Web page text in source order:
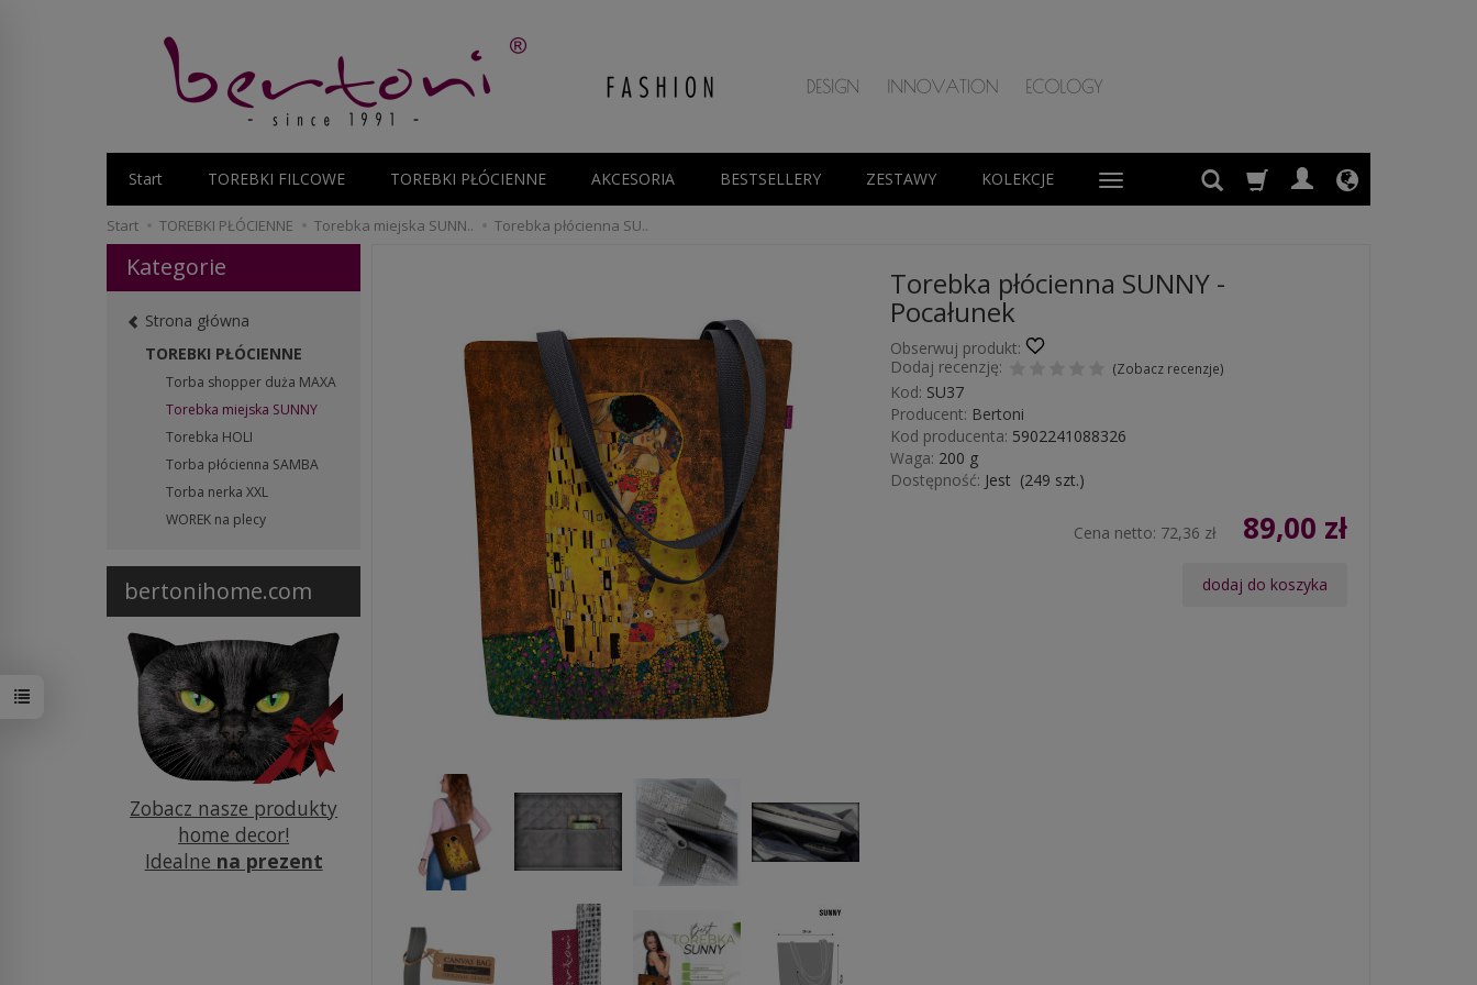
Start TOREBKI FILCOWE TOREBKI PŁÓCIENNE AKCESORIA BESTSELLERY ZESTAWY KOLEKCJE
Start TOREBKI PŁÓCIENNE Torebka miejska SUNN.. Torebka płócienna SU..
Torebka płócienna SUNNY -
Pocałunek
Obserwuj produkt:
Dodaj recenzję:
(Zobacz recenzje)
Kod: SU37
Producent: Bertoni
Kod producenta: 5902241088326
Waga: 200 g
Dostępność: Jest (249 szt.)
Cena netto: 72,36 zł 89,00 zł
dodaj do koszyka
Kategorie
Strona główna
TOREBKI PŁÓCIENNE
Torba shopper duża MAXA
Torebka miejska SUNNY
Torebka HOLI
Torba płócienna SAMBA
Torba nerka XXL
WOREK na plecy
bertonihome.com
Zobacz nasze produkty
home decor!
Idealne na prezent